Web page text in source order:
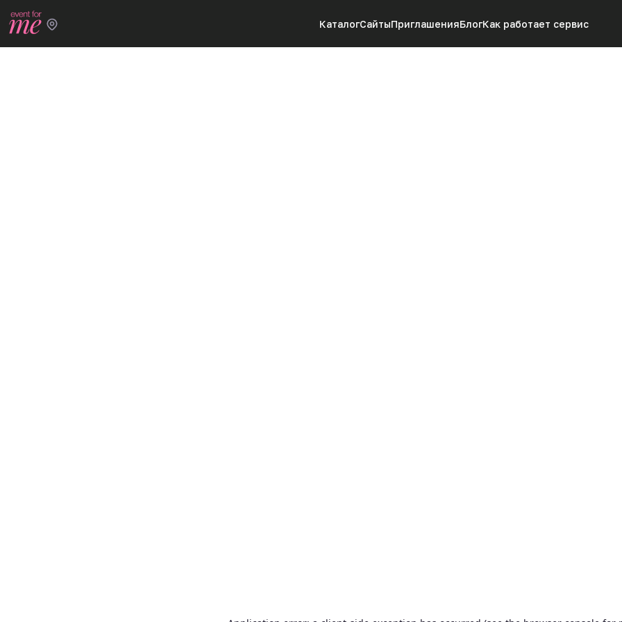
КаталогСайтыПриглашенияБлогКак работает сервис